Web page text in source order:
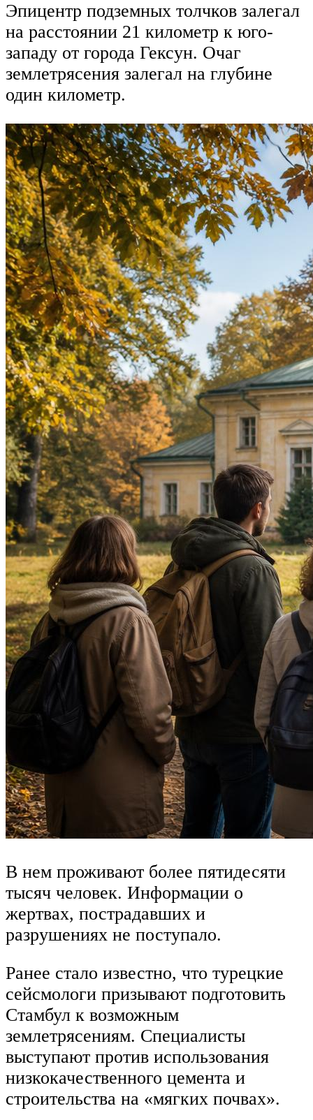
Эпицентр подземных толчков залегал
на расстоянии 21 километр к юго-
западу от города Гексун. Очаг
землетрясения залегал на глубине
один километр.
В нем проживают более пятидесяти
тысяч человек. Информации о
жертвах, пострадавших и
разрушениях не поступало.
Ранее стало известно, что турецкие
сейсмологи призывают подготовить
Стамбул к возможным
землетрясениям. Специалисты
выступают против использования
низкокачественного цемента и
строительства на «мягких почвах».